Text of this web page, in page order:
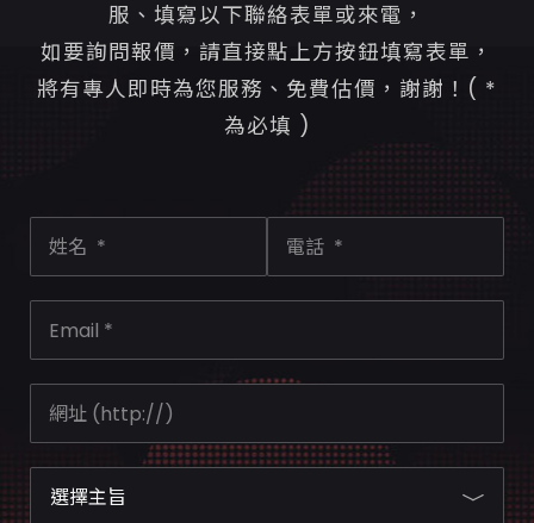
服、填寫以下聯絡表單或來電，
如要詢問報價，請直接點上方按鈕填寫表單，
將有專人即時為您服務、免費估價，謝謝！( *
為必填 )